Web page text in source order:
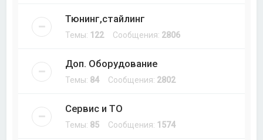
Тюнинг,стайлинг
Темы: 122Сообщения: 2806
Доп. Оборудование
Темы: 84 Сообщения: 2802
Сервис и ТО
Темы: 85 Сообщения: 1574